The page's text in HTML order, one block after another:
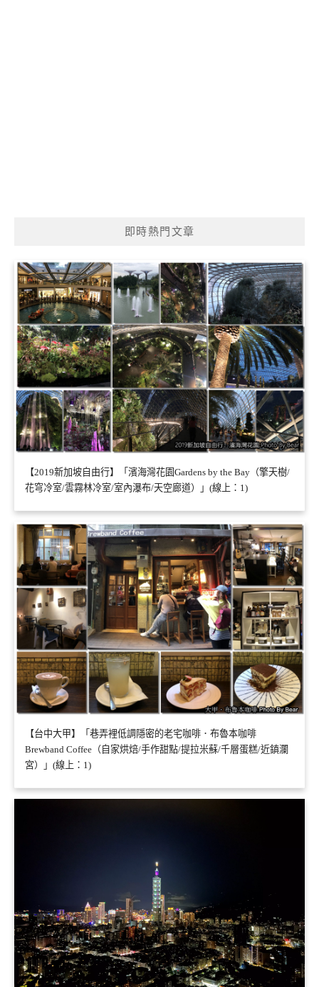
即時熱門文章
【2019新加坡自由行】「濱海灣花園Gardens by the Bay（擎天樹/
花穹冷室/雲霧林冷室/室內瀑布/天空廊道）」(線上：1)
【台中大甲】「巷弄裡低調隱密的老宅咖啡．布魯本咖啡
Brewband Coffee（自家烘焙/手作甜點/提拉米蘇/千層蛋糕/近鎮瀾
宮）」(線上：1)